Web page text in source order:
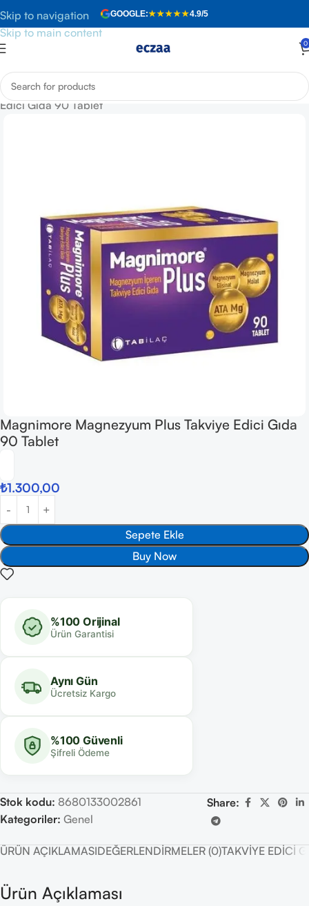
Skip to navigation
Skip to main content
GOOGLE:★★★★★4.9/5
0
Anasayfa» Mağaza
Edici Gıda 90 Tablet
Magnimore Magnezyum Plus Takviye Edici Gıda
90 Tablet
₺1.300,00
Sepete Ekle
Buy Now
%100 Orijinal
Ürün Garantisi
Aynı Gün
Ücretsiz Kargo
%100 Güvenli
Şifreli Ödeme
Stok kodu: 8680133002861
Kategoriler: Genel
Share:
ÜRÜN AÇIKLAMASIDEĞERLENDIRMELER (0)TAKVIYE EDICI
Ürün Açıklaması